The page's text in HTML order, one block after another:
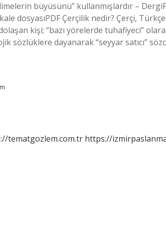
büyüsünü” kullanmışlardır –
dosyasıPDF Çerçilik nedir? Çerçi,
kişi; “bazı yörelerde tuhafiyeci”
sözlüklere dayanarak “seyyar satıcı”
tematgozlem.com.tr https://